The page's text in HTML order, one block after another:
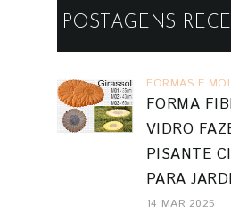
POSTAGENS
FORMAS E
FORMA
VIDRO
PISANTE
PARA
14 MAR 2025